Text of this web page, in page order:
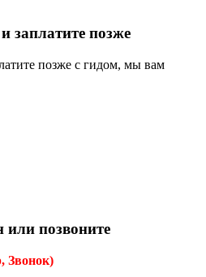
заплатите позже
позже с гидом, мы вам
или позвоните
Звонок)